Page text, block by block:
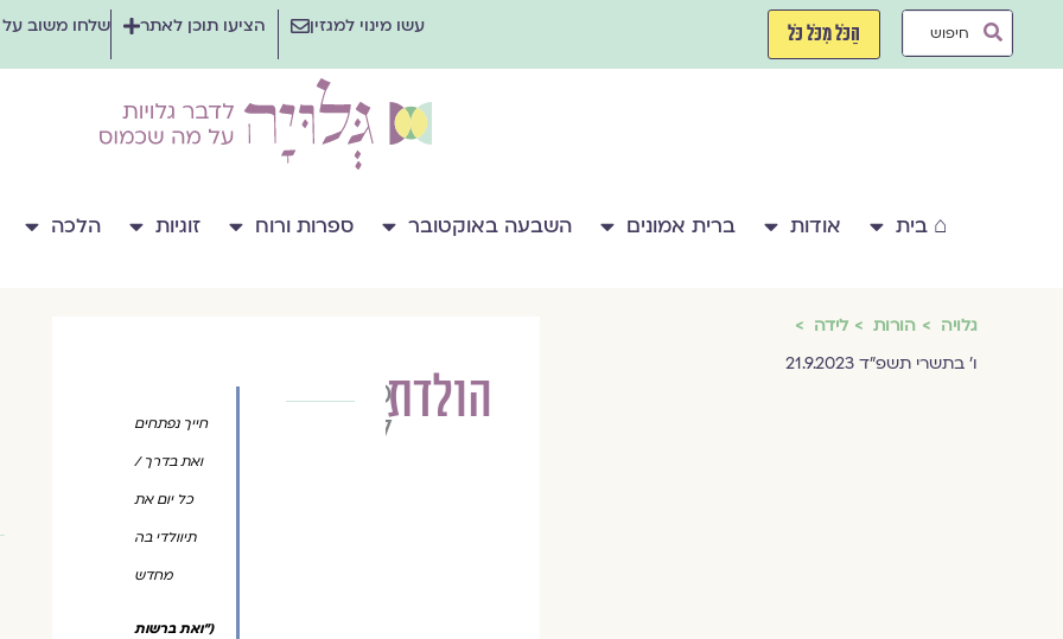
Search
הַכֹּל מִכֹּל כֹּל עשו מינוי למגזין הציעו תוכן לאתר שלחו משוב
⌂ בית אודות ברית אמונים השבעה באוקטובר ספרות ורוח זוגיות הלכה
גלויה הורות
לידה
ו׳ בתשרי תשפ״ד 21.9.2023
הולדתמיכל
ליבנה
חייך נפתחים
ואת בדרך /
כל יום את
תיוולדי בה
מחדש
("ואת ברשות